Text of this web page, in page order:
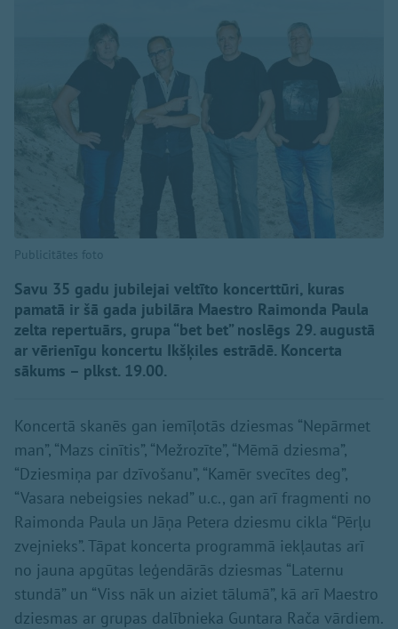
Publicitātes foto
Savu 35 gadu jubilejai veltīto koncerttūri, kuras
pamatā ir šā gada jubilāra Maestro Raimonda Paula
zelta repertuārs, grupa “bet bet” noslēgs 29. augustā
ar vērienīgu koncertu Ikšķiles estrādē. Koncerta
sākums – plkst. 19.00.
Koncertā skanēs gan iemīļotās dziesmas “Nepārmet
man”, “Mazs cinītis”, “Mežrozīte”, “Mēmā dziesma”,
“Dziesmiņa par dzīvošanu”, “Kamēr svecītes deg”,
“Vasara nebeigsies nekad” u.c., gan arī fragmenti no
Raimonda Paula un Jāņa Petera dziesmu cikla “Pērļu
zvejnieks”. Tāpat koncerta programmā iekļautas arī
no jauna apgūtas leģendārās dziesmas “Laternu
stundā” un “Viss nāk un aiziet tālumā”, kā arī Maestro
dziesmas ar grupas dalībnieka Guntara Rača vārdiem.